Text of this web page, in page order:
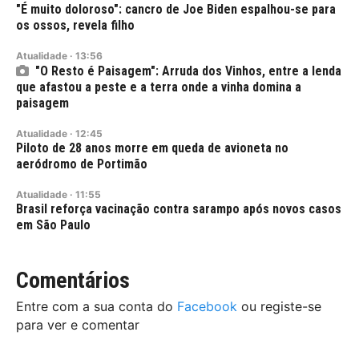
"É muito doloroso": cancro de Joe Biden espalhou-se para
os ossos, revela filho
Atualidade · 13:56
"O Resto é Paisagem": Arruda dos Vinhos, entre a lenda
que afastou a peste e a terra onde a vinha domina a
paisagem
Atualidade · 12:45
Piloto de 28 anos morre em queda de avioneta no
aeródromo de Portimão
Atualidade · 11:55
Brasil reforça vacinação contra sarampo após novos casos
em São Paulo
Comentários
Entre com a sua conta do Facebook ou registe-se
para ver e comentar